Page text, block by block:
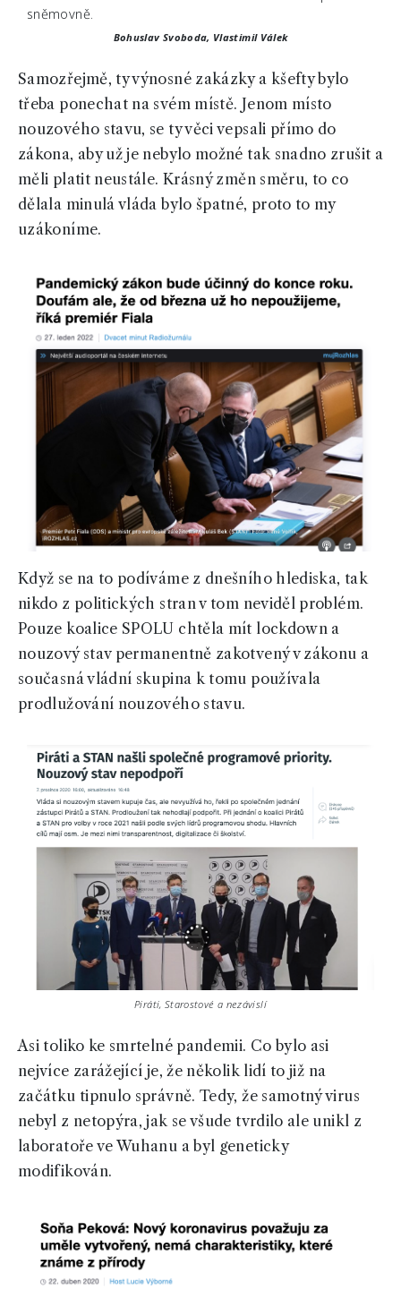
Bohuslav Svoboda, Vlastimil Válek
Samozřejmě, ty výnosné zakázky a kšefty bylo
třeba ponechat na svém místě. Jenom místo
nouzového stavu, se ty věci vepsali přímo do
zákona, aby už je nebylo možné tak snadno zrušit a
měli platit neustále. Krásný změn směru, to co
dělala minulá vláda bylo špatné, proto to my
uzákoníme.
Když se na to podíváme z dnešního hlediska, tak
nikdo z politických stran v tom neviděl problém.
Pouze koalice SPOLU chtěla mít lockdown a
nouzový stav permanentně zakotvený v zákonu a
současná vládní skupina k tomu používala
prodlužování nouzového stavu.
Piráti, Starostové a nezávislí
Asi toliko ke smrtelné pandemii. Co bylo asi
nejvíce zarážející je, že několik lidí to již na
začátku tipnulo správně. Tedy, že samotný virus
nebyl z netopýra, jak se všude tvrdilo ale unikl z
laboratoře ve Wuhanu a byl geneticky
modifikován.